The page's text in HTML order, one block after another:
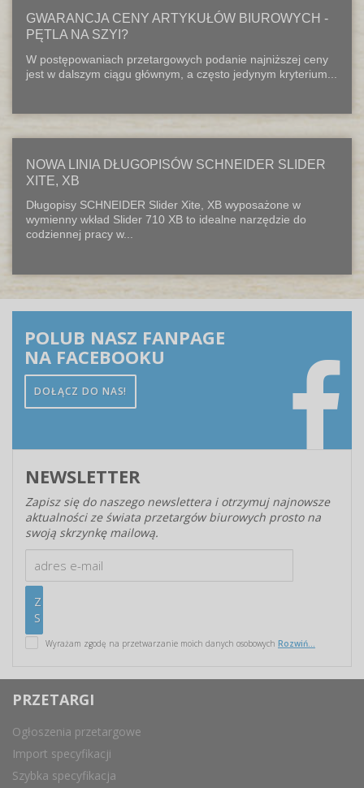
GWARANCJA CENY ARTYKUŁÓW BIUROWYCH -
PĘTLA NA SZYI?
W postępowaniach przetargowych podanie najniższej ceny
jest w dalszym ciągu głównym, a często jedynym kryterium...
NOWA LINIA DŁUGOPISÓW SCHNEIDER SLIDER
XITE, XB
Długopisy SCHNEIDER Slider Xite, XB wyposażone w
wymienny wkład Slider 710 XB to idealne narzędzie do
codziennej pracy w...
POLUB NASZ FANPAGE
NA FACEBOOKU
DOŁĄCZ DO NAS!
NEWSLETTER
Zapisz się do naszego newslettera i otrzymuj najnowsze
aktualności ze świata przetargów biurowych prosto na
swoją skrzynkę mailową.
Wyrażam zgodę na przetwarzanie moich danych osobowych Rozwiń...
PRZETARGI
Ogłoszenia przetargowe
Import specyfikacji
Szybka specyfikacja